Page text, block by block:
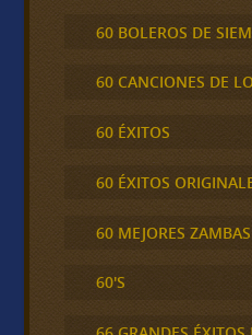
60 BOLEROS DE
60 CANCIONES DE
60 ÉXITOS
60 ÉXITOS
60 MEJORES
60'S